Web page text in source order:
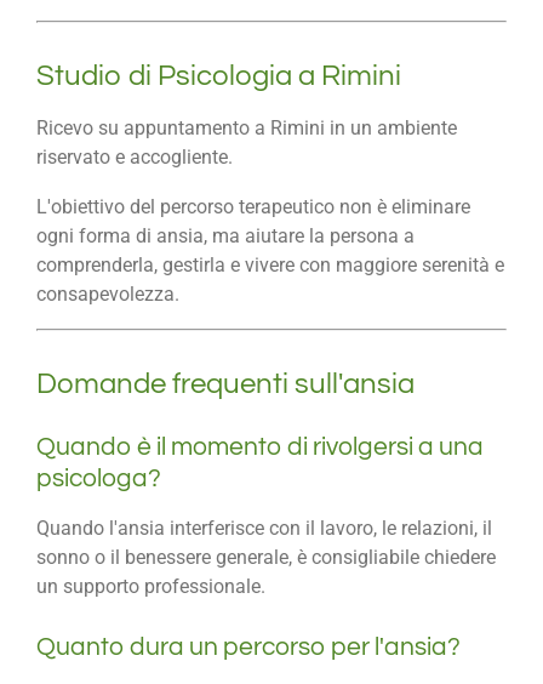
Studio di Psicologia a Rimini
Ricevo su appuntamento a Rimini in un ambiente
riservato e accogliente.
L'obiettivo del percorso terapeutico non è eliminare
ogni forma di ansia, ma aiutare la persona a
comprenderla, gestirla e vivere con maggiore serenità e
consapevolezza.
Domande frequenti sull'ansia
Quando è il momento di rivolgersi a una
psicologa?
Quando l'ansia interferisce con il lavoro, le relazioni, il
sonno o il benessere generale, è consigliabile chiedere
un supporto professionale.
Quanto dura un percorso per l'ansia?